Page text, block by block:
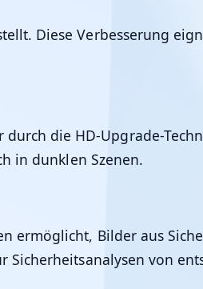
Diese Verbesserung
durch die HD-Upgrade-
in dunklen Szenen.
ermöglicht, Bilder aus
Sicherheitsanalysen von